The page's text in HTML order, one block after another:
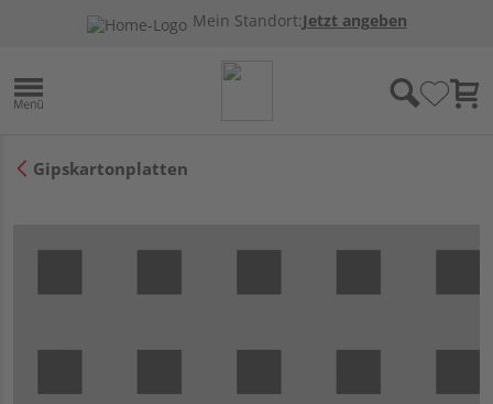
Mein Standort:Jetzt angeben
Gipskartonplatten